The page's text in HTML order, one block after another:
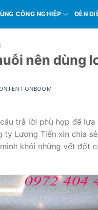
CÔNG NGHIỆP ĐÈN
nên dùng
ONBOOM
trả lời phù hợp để
ty Lương Tiến xin chia
khỏi những vết đốt